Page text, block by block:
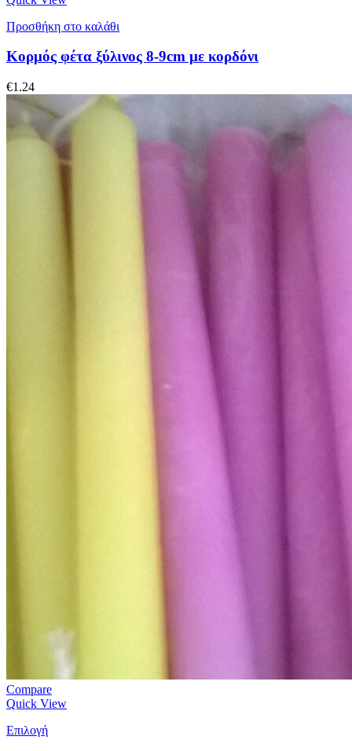
Προσθήκη στο καλάθι
Κορμός φέτα ξύλινος 8-9cm με κορδόνι
€1.24
Compare
Quick View
Επιλογή